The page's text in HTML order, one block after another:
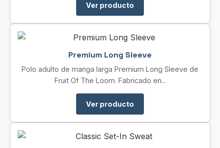
Ver producto
Premium Long Sleeve
Polo adulto de manga larga Premium Long Sleeve de
Fruit Of The Loom. Fabricado en...
Ver producto